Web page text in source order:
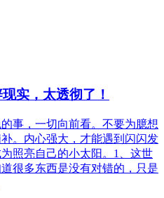
实，太透彻了！
事，一切向前看。不要为臆想
。内心强大，才能遇到闪闪发
照亮自己的小太阳。1、这世
很多东西是没有对错的，只是